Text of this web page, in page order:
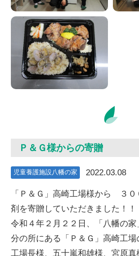
Ｐ＆Ｇ様からの寄贈
児童養護施設八幡の家 2022.03.08
「Ｐ＆Ｇ」高崎工場様から ３
剤を寄贈していただきました！！
令和４年２月２２日、「八幡の家
分の所にある「Ｐ＆Ｇ」高崎工
工場長様、五十嵐和雄様、宮原真